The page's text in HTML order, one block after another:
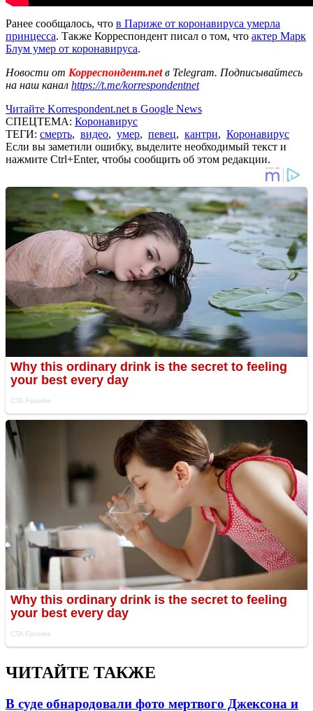
Ранее сообщалось, что в Париже от коронавируса умерла
принцесса. Также Корреспондент писал о том, что актер Марк
Блум умер от коронавируса.
Новости от Корреспондент.netв Telegram. Подписывайтесь
на наш канал https://t.me/korrespondentnet
Читайте Korrespondent.net в Google News
СПЕЦТЕМА: Коронавирус
ТЕГИ: смерть, видео, умер, певец, кантри, Коронавирус
Если вы заметили ошибку, выделите необходимый текст и
нажмите Ctrl+Enter, чтобы сообщить об этом редакции.
ЧИТАЙТЕ ТАКЖЕ
В суде обнародовали фото мертвого Джексона и